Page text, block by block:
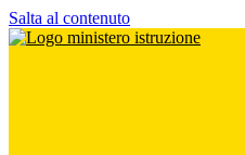
Salta al contenuto